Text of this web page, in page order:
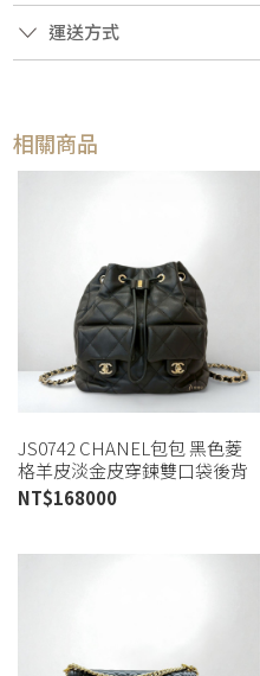
運送方式
相關商品
JS0742 CHANEL包包 黑色菱
格羊皮淡金皮穿鍊雙口袋後背
包/AS4342 (板橋店)
NT$168000